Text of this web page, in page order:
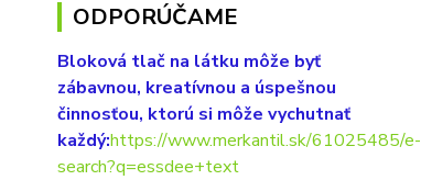
ODPORÚČAME
Bloková tlač na látku môže byť
zábavnou, kreatívnou a úspešnou
činnosťou, ktorú si môže vychutnať
každý:https://www.merkantil.sk/61025485/e-
search?q=essdee+text